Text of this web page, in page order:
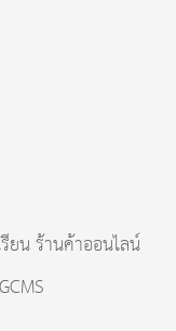
รียน ร้านค้าออนไลน์